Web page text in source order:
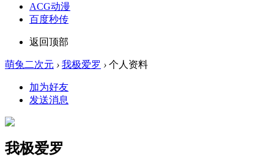
ACG动漫
百度秒传
返回顶部
萌兔二次元 › 我极爱罗 › 个人资料
加为好友
发送消息
我极爱罗